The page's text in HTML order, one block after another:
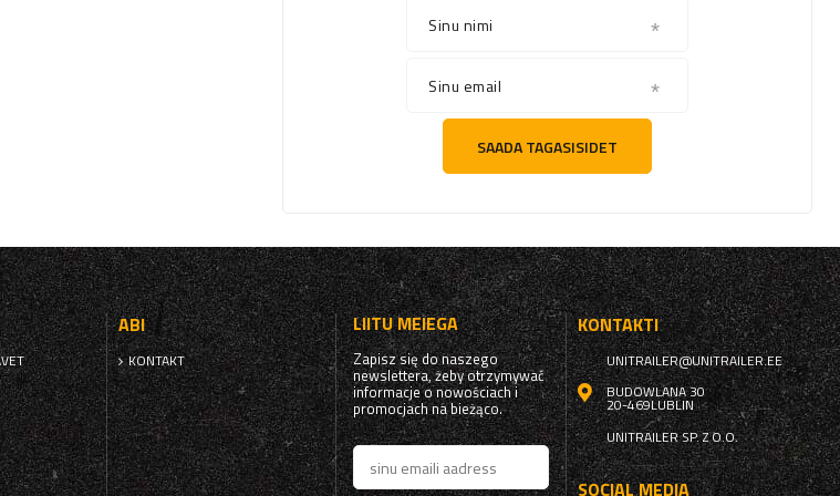
Sinu nimi
Sinu email
SAADA TAGASISIDET
ABI
KONTAKT
LIITU MEIEGA
Zapisz się do naszego
newslettera, żeby otrzymywać
informacje o nowościach i
promocjach na bieżąco.
KONTAKTI
UNITRAILER@UNITRAILER.EE
BUDOWLANA 30
20-469LUBLIN
UNITRAILER SP. Z O.O.
SOCIAL MEDIA